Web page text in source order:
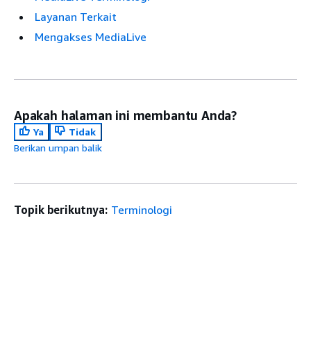
Layanan Terkait
Mengakses MediaLive
Apakah halaman ini membantu Anda?
Ya
Tidak
Berikan umpan balik
Topik berikutnya: Terminologi